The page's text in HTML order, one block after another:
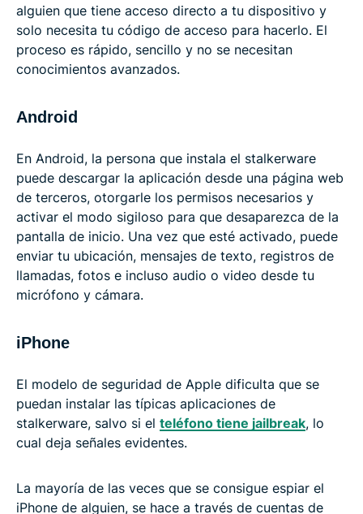
alguien que tiene acceso directo a tu dispositivo y
solo necesita tu código de acceso para hacerlo. El
proceso es rápido, sencillo y no se necesitan
conocimientos avanzados.
Android
En Android, la persona que instala el stalkerware
puede descargar la aplicación desde una página web
de terceros, otorgarle los permisos necesarios y
activar el modo sigiloso para que desaparezca de la
pantalla de inicio. Una vez que esté activado, puede
enviar tu ubicación, mensajes de texto, registros de
llamadas, fotos e incluso audio o video desde tu
micrófono y cámara.
iPhone
El modelo de seguridad de Apple dificulta que se
puedan instalar las típicas aplicaciones de
stalkerware, salvo si el teléfono tiene jailbreak, lo
cual deja señales evidentes.
La mayoría de las veces que se consigue espiar el
iPhone de alguien, se hace a través de cuentas de